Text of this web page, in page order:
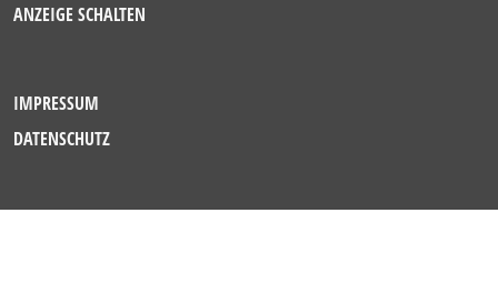
ANZEIGE SCHALTEN
IMPRESSUM
DATENSCHUTZ